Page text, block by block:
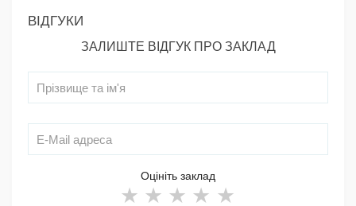
ВІДГУКИ
ЗАЛИШТЕ ВІДГУК ПРО ЗАКЛАД
Оцініть заклад